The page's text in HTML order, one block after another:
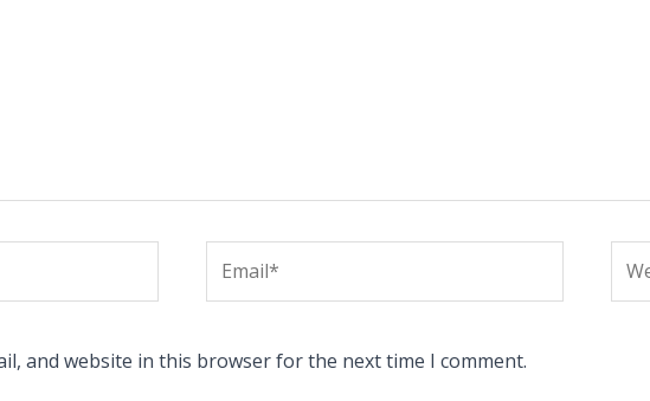
and website in this browser for the next time I comment.